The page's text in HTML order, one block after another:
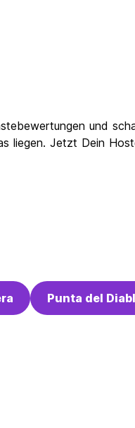
und
liegen. Jetzt Dein
Punta del